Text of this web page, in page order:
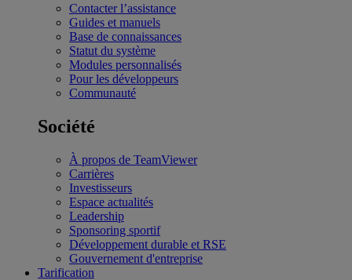
Contacter l’assistance
Guides et manuels
Base de connaissances
Statut du système
Modules personnalisés
Pour les développeurs
Communauté
Société
À propos de TeamViewer
Carrières
Investisseurs
Espace actualités
Leadership
Sponsoring sportif
Développement durable et RSE
Gouvernement d'entreprise
Tarification